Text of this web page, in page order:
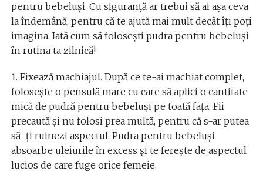
pentru bebeluși. Cu siguranță ar trebui să ai așa ceva
la îndemână, pentru că te ajută mai mult decât îți poți
imagina. Iată cum să folosești pudra pentru bebeluși
în rutina ta zilnică!
1. Fixează machiajul. După ce te-ai machiat complet,
folosește o pensulă mare cu care să aplici o cantitate
mică de pudră pentru bebeluși pe toată fața. Fii
precaută și nu folosi prea multă, pentru că s-ar putea
să-ți ruinezi aspectul. Pudra pentru bebeluși
absoarbe uleiurile în excess și te ferește de aspectul
lucios de care fuge orice femeie.